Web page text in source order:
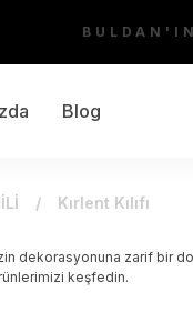
Blog
Kırlent Kılıfı
zarif bir
keşfedin.